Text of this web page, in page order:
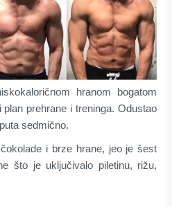
hranom bogatom
prehrane i treninga. Odustao
sedmično.
i brze hrane, jeo je šest
što je uključivalo piletinu, rižu,